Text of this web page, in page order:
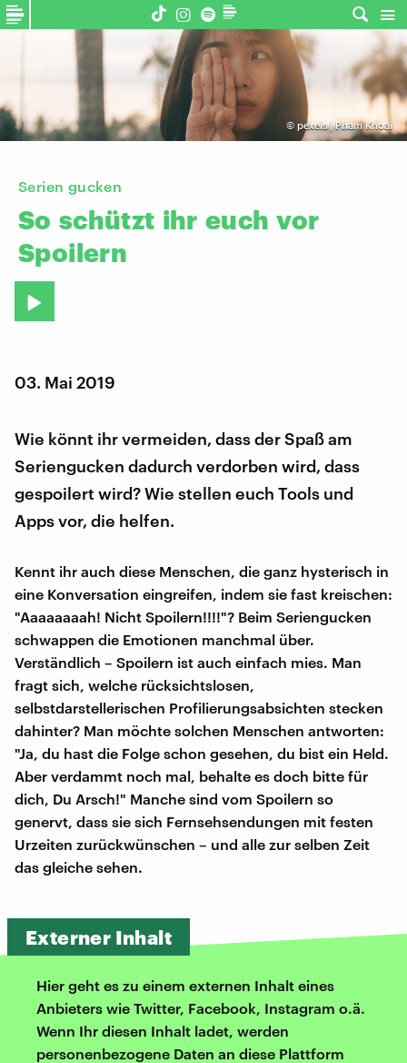
© pexels | Pham Khoai
Serien gucken
So schützt ihr euch vor
Spoilern
03. Mai 2019
Wie könnt ihr vermeiden, dass der Spaß am
Seriengucken dadurch verdorben wird, dass
gespoilert wird? Wie stellen euch Tools und
Apps vor, die helfen.
Kennt ihr auch diese Menschen, die ganz hysterisch in
eine Konversation eingreifen, indem sie fast kreischen:
"Aaaaaaaah! Nicht Spoilern!!!!"? Beim Seriengucken
schwappen die Emotionen manchmal über.
Verständlich – Spoilern ist auch einfach mies. Man
fragt sich, welche rücksichtslosen,
selbstdarstellerischen Profilierungsabsichten stecken
dahinter? Man möchte solchen Menschen antworten:
"Ja, du hast die Folge schon gesehen, du bist ein Held.
Aber verdammt noch mal, behalte es doch bitte für
dich, Du Arsch!" Manche sind vom Spoilern so
genervt, dass sie sich Fernsehsendungen mit festen
Urzeiten zurückwünschen – und alle zur selben Zeit
das gleiche sehen.
Externer Inhalt
Hier geht es zu einem externen Inhalt eines
Anbieters wie Twitter, Facebook, Instagram o.ä.
Wenn Ihr diesen Inhalt ladet, werden
personenbezogene Daten an diese Plattform